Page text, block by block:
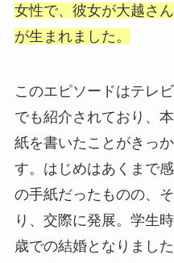
女性で、彼女が大越さ
が生まれました。
このエピソードはテレ
でも紹介されており、
紙を書いたことがきっ
す。はじめはあくまで
の手紙だったものの、
り、交際に発展。学生
歳での結婚となりまし